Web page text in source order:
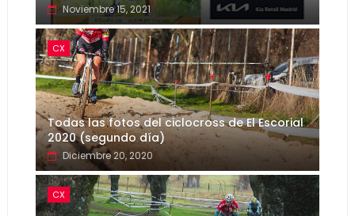
Noviembre 15, 2021
CX
Todas las fotos del ciclocross de El Escorial
2020 (segundo día)
Diciembre 20, 2020
CX